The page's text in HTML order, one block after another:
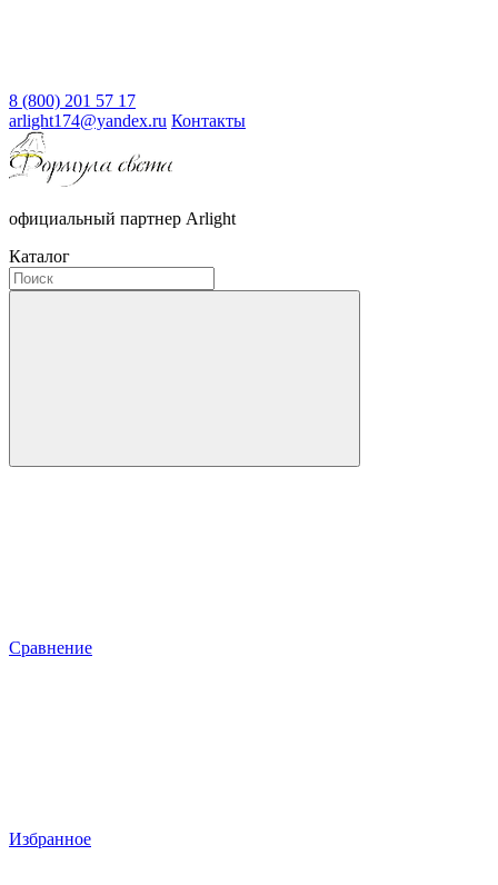
8 (800) 201 57 17
arlight174@yandex.ru Контакты
официальный партнер Arlight
Каталог
Сравнение
Избранное